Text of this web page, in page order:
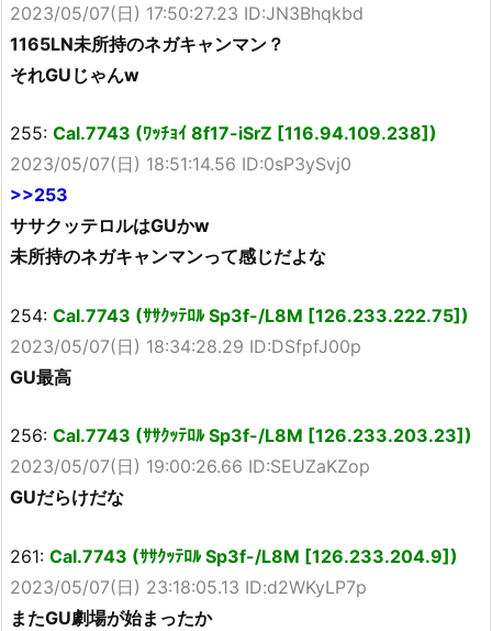
2023/05/07(日) 17:50:27.23 ID:JN3Bhqkbd
1165LN未所持のネガキャンマン？
それGUじゃんw
255: Cal.7743 (ﾜｯﾁｮｲ 8f17-iSrZ [116.94.109.238])
2023/05/07(日) 18:51:14.56 ID:0sP3ySvj0
>>253
ササクッテロルはGUかw
未所持のネガキャンマンって感じだよな
254: Cal.7743 (ｻｻｸｯﾃﾛﾙ Sp3f-/L8M [126.233.222.75])
2023/05/07(日) 18:34:28.29 ID:DSfpfJ00p
GU最高
256: Cal.7743 (ｻｻｸｯﾃﾛﾙ Sp3f-/L8M [126.233.203.23])
2023/05/07(日) 19:00:26.66 ID:SEUZaKZop
GUだらけだな
261: Cal.7743 (ｻｻｸｯﾃﾛﾙ Sp3f-/L8M [126.233.204.9])
2023/05/07(日) 23:18:05.13 ID:d2WKyLP7p
またGU劇場が始まったか